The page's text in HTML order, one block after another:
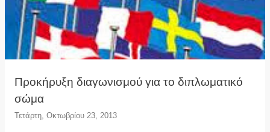
Προκήρυξη διαγωνισμού για το διπλωματικό
σώμα
Τετάρτη, Οκτωβρίου 23, 2013